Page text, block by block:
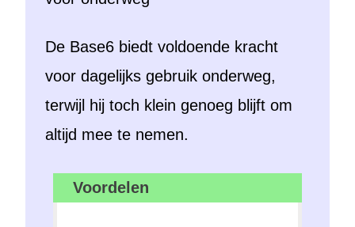
De Base6 biedt voldoende kracht
voor dagelijks gebruik onderweg,
terwijl hij toch klein genoeg blijft om
altijd mee te nemen.
Voordelen